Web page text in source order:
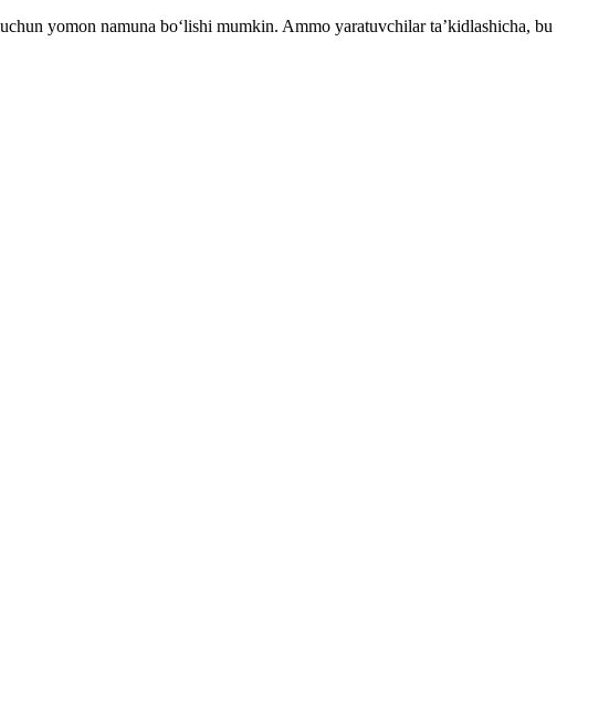
yomon namuna bo‘lishi mumkin. Ammo yaratuvchilar ta’kidlashicha, bu